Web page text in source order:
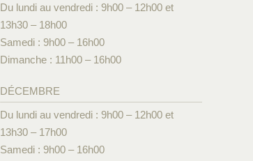
Du lundi au vendredi : 9h00 – 12h00 et
13h30 – 18h00
Samedi : 9h00 – 16h00
Dimanche : 11h00 – 16h00
DÉCEMBRE
Du lundi au vendredi : 9h00 – 12h00 et
13h30 – 17h00
Samedi : 9h00 – 16h00